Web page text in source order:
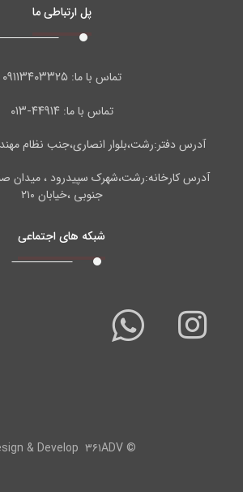
پل ارتباطی ما
تماس با ما:۰۹۱۱۳۴۰۳۳۲۵
تماس با ما: ۴۴۹۱۴-۰۱۳
آدرس دفتر:رشت،بلوار انصاری،جنب نظام
آدرس کارخانه:رشت،شهرک سپیدرود ، میدان
جنوبی ،خیابان ۲۱۰
شبکه های اجتماعی
© Design & Develop۳۶۱ADV